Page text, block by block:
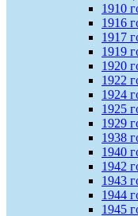
1910
1916
1917
1919
1920
1922
1924
1925
1929
1938
1940
1942
1943
1944
1945